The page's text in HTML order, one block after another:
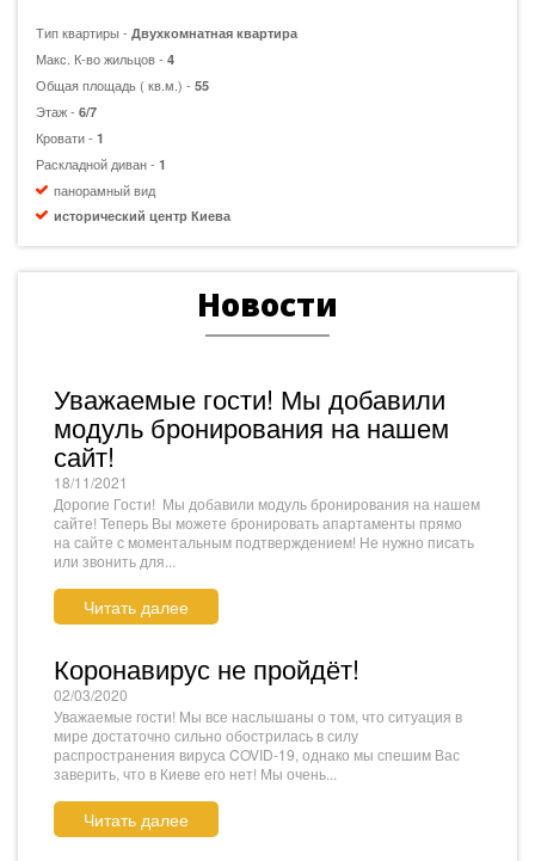
Тип квартиры - Двухкомнатная квартира
Макс. К-во жильцов - 4
Общая площадь ( кв.м.) - 55
Этаж - 6/7
Кровати - 1
Раскладной диван - 1
панорамный вид
исторический центр Киева
Новости
Уважаемые гости! Мы добавили
модуль бронирования на нашем
сайт!
18/11/2021
Дорогие Гости! Мы добавили модуль бронирования на нашем
сайте! Теперь Вы можете бронировать апартаменты прямо
на сайте с моментальным подтверждением! Не нужно писать
или звонить для...
Читать далее
Коронавирус не пройдёт!
02/03/2020
Уважаемые гости! Мы все наслышаны о том, что ситуация в
мире достаточно сильно обострилась в силу
распространения вируса COVID-19, однако мы спешим Вас
заверить, что в Киеве его нет! Мы очень...
Читать далее